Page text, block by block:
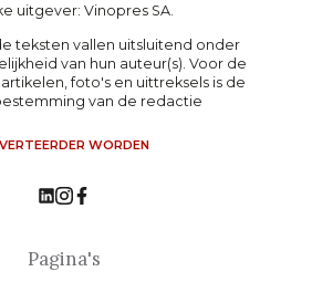
uitgever: Vinopres SA.
teksten vallen uitsluitend onder
van hun auteur(s). Voor de
foto's en uittreksels is de
van de redactie
WORDEN
Pagina's